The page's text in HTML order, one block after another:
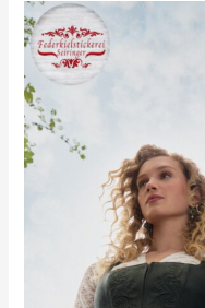
Schöne,
neue
Farben